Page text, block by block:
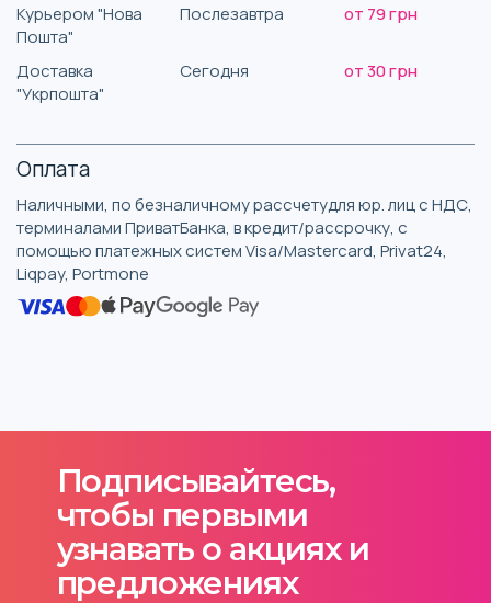
Курьером "Нова
Пошта"
Послезавтра от 79 грн
Доставка
"Укрпошта"
Сегодня от 30 грн
Оплата
Наличными, по безналичному рассчетудля юр. лиц с НДС,
терминалами ПриватБанка, в кредит/рассрочку, с
помощью платежных систем Visa/Mastercard, Privat24,
Liqpay, Portmone
Подписывайтесь,
чтобы первыми
узнавать о акциях и
предложениях